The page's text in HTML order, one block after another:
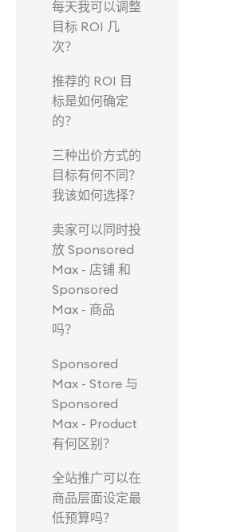
每天我可以调整
目标 ROI 几
次？
推荐的 ROI 目
标是如何确定
的？
三种出价方式的
目标有何不同？
我该如何选择？
卖家可以同时投
放 Sponsored
Max - 店铺 和
Sponsored
Max - 商品
吗？
Sponsored
Max - Store 与
Sponsored
Max - Product
有何区别？
全站推广可以在
商品层面设定最
低预算吗？